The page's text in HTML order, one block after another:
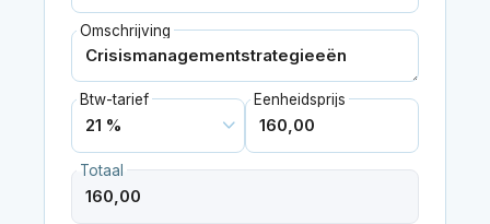
Omschrijving
Btw-tarief Eenheidsprijs
Totaal